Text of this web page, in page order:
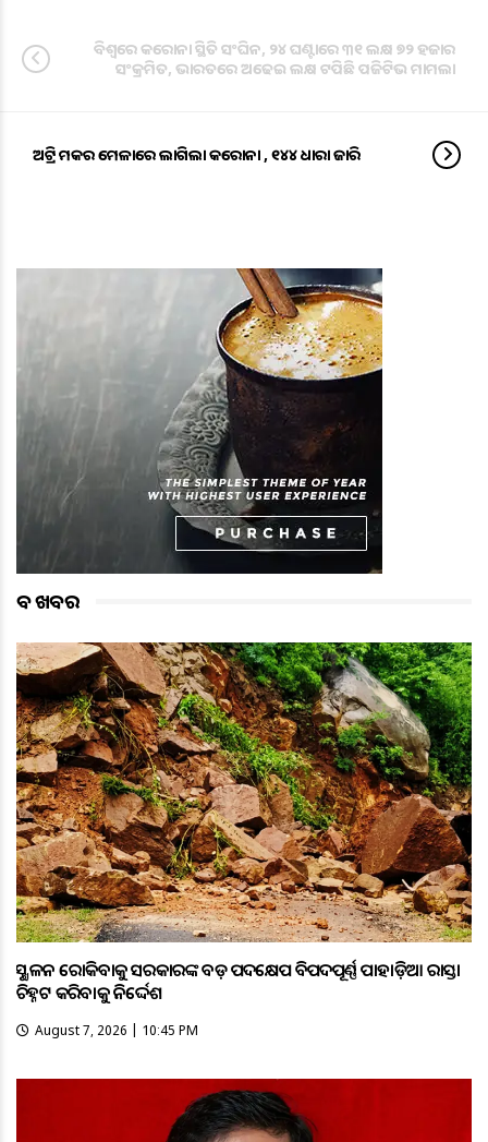
ବିଶ୍ୱରେ କରୋନା ସ୍ଥିତି ସଂଘିନ, ୨୪ ଘଣ୍ଟାରେ ୩୧ ଲକ୍ଷ ୭୨ ହଜାର
ସଂକ୍ରମିତ, ଭାରତରେ ଅଢେଇ ଲକ୍ଷ ଟପିଛି ପଜିଟିଭ ମାମଲା
ଅଟ୍ରି ମକର ମେଳାରେ ଲାଗିଲା କରୋନା , ୧୪୪ ଧାରା ଜାରି
ବଡ ଖବର
ଭୂସ୍ଖଳନ ରୋକିବାକୁ ସରକାରଙ୍କ ବଡ଼ ପଦକ୍ଷେପ ବିପଦପୂର୍ଣ୍ଣ ପାହାଡ଼ିଆ ରାସ୍ତା
ଚିହ୍ନଟ କରିବାକୁ ନିର୍ଦ୍ଦେଶ
August 7, 2026 | 10:45 PM